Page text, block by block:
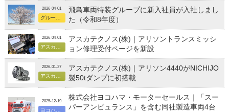
2026-04-01
飛鳥車両特装グループに新入社員が入社しまし
た（令和8年度）
2026-04-01
アスカテクノス(株)｜アリソントランスミッシ
ョン修理受付ページを新設
2026-01-27
アスカテクノス(株)｜アリソン4440がNICHIJO
製50tダンプに初搭載
2025-12-19
株式会社ヨコハマ・モーターセールス｜「スー
パーアンビュランス」を含む同社製造車両4台